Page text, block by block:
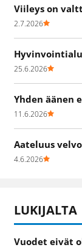
Viileys on
2.7.2026
25.6.2026
Yhden äänen
11.6.2026
Aateluus
4.6.2026
LUKIJALTA
Vuodet eivät